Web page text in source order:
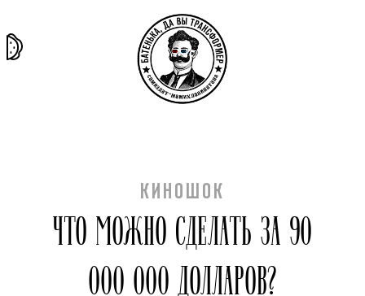
КИНОШОК
ЧТО МОЖНО СДЕЛАТЬ ЗА 90
000 000 ДОЛЛАРОВ?